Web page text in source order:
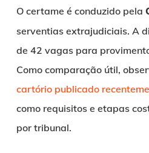
O certame é conduzido pela
serventias extrajudiciais. A
de 42 vagas para
Como comparação útil,
cartório publicado
como requisitos e etapas
por tribunal.